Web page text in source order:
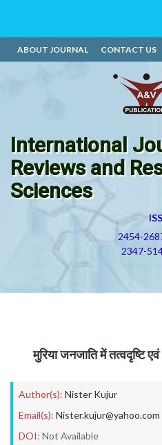
ABOUT JOURNAL CONTACT US
International
Reviews and
Sciences
2454-
2347-
मुरिया जनजाति में तत्वदृष्टि
Author(s): Nister Kujur
Email(s): Nister.kujur@yahoo.com
DOI: Not Available